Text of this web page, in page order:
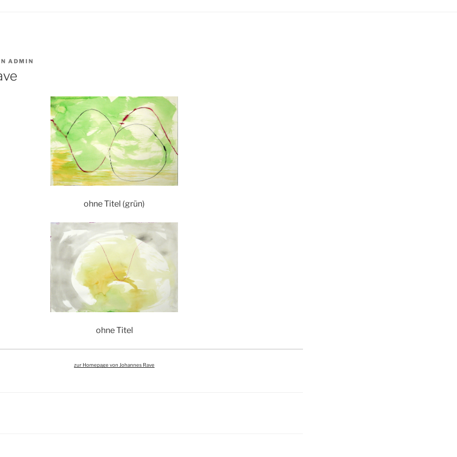
ADMIN
ohne Titel (grün)
ohne Titel
zur Homepage von Johannes Rave